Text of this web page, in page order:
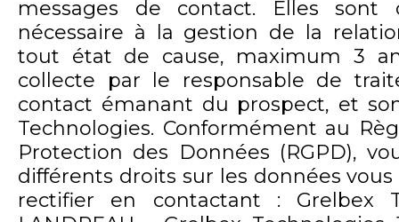
messages de contact. Elles sont
nécessaire à la gestion de la
tout état de cause, maximum 3
collecte par le responsable de
contact émanant du prospect, et
Technologies. Conformément au
Protection des Données (RGPD),
différents droits sur les données
rectifier en contactant : Grelbex